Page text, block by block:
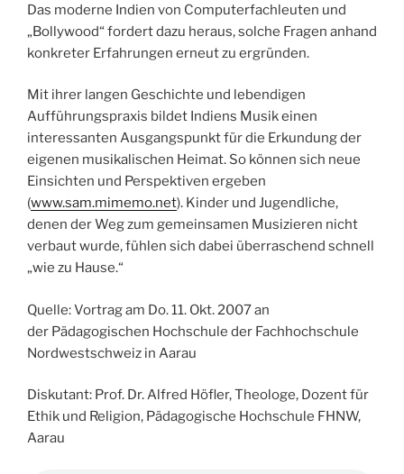
Das moderne Indien von Computerfachleuten und
„Bollywood“ fordert dazu heraus, solche Fragen anhand
konkreter Erfahrungen erneut zu ergründen.
Mit ihrer langen Geschichte und lebendigen
Aufführungspraxis bildet Indiens Musik einen
interessanten Ausgangspunkt für die Erkundung der
eigenen musikalischen Heimat. So können sich neue
Einsichten und Perspektiven ergeben
(www.sam.mimemo.net). Kinder und Jugendliche,
denen der Weg zum gemeinsamen Musizieren nicht
verbaut wurde, fühlen sich dabei überraschend schnell
„wie zu Hause.“
Quelle: Vortrag am Do. 11. Okt. 2007 an
der Pädagogischen Hochschule der Fachhochschule
Nordwestschweiz in Aarau
Diskutant: Prof. Dr. Alfred Höfler, Theologe, Dozent für
Ethik und Religion, Pädagogische Hochschule FHNW,
Aarau